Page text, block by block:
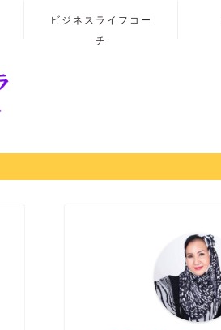
ビジネスライフコー
チ